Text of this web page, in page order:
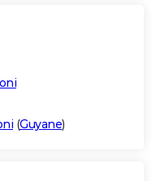
(Guyane)